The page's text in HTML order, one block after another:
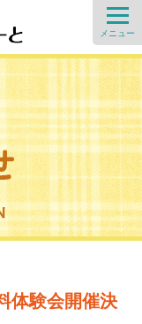
体験会開催決